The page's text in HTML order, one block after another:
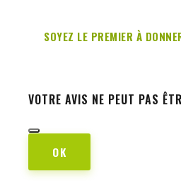
SOYEZ LE PREMIER À
VOTRE AVIS NE PEUT PAS
OK